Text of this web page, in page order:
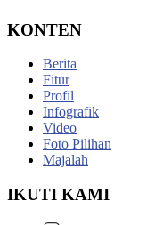
KONTEN
Berita
Fitur
Profil
Infografik
Video
Foto Pilihan
Majalah
IKUTI KAMI